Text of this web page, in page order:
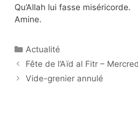
Qu’Allah lui fasse miséricorde.
Amine.
Catégories
Actualité
Navigation
des
Fête de l’Aïd al Fitr –
Vide-grenier annulé